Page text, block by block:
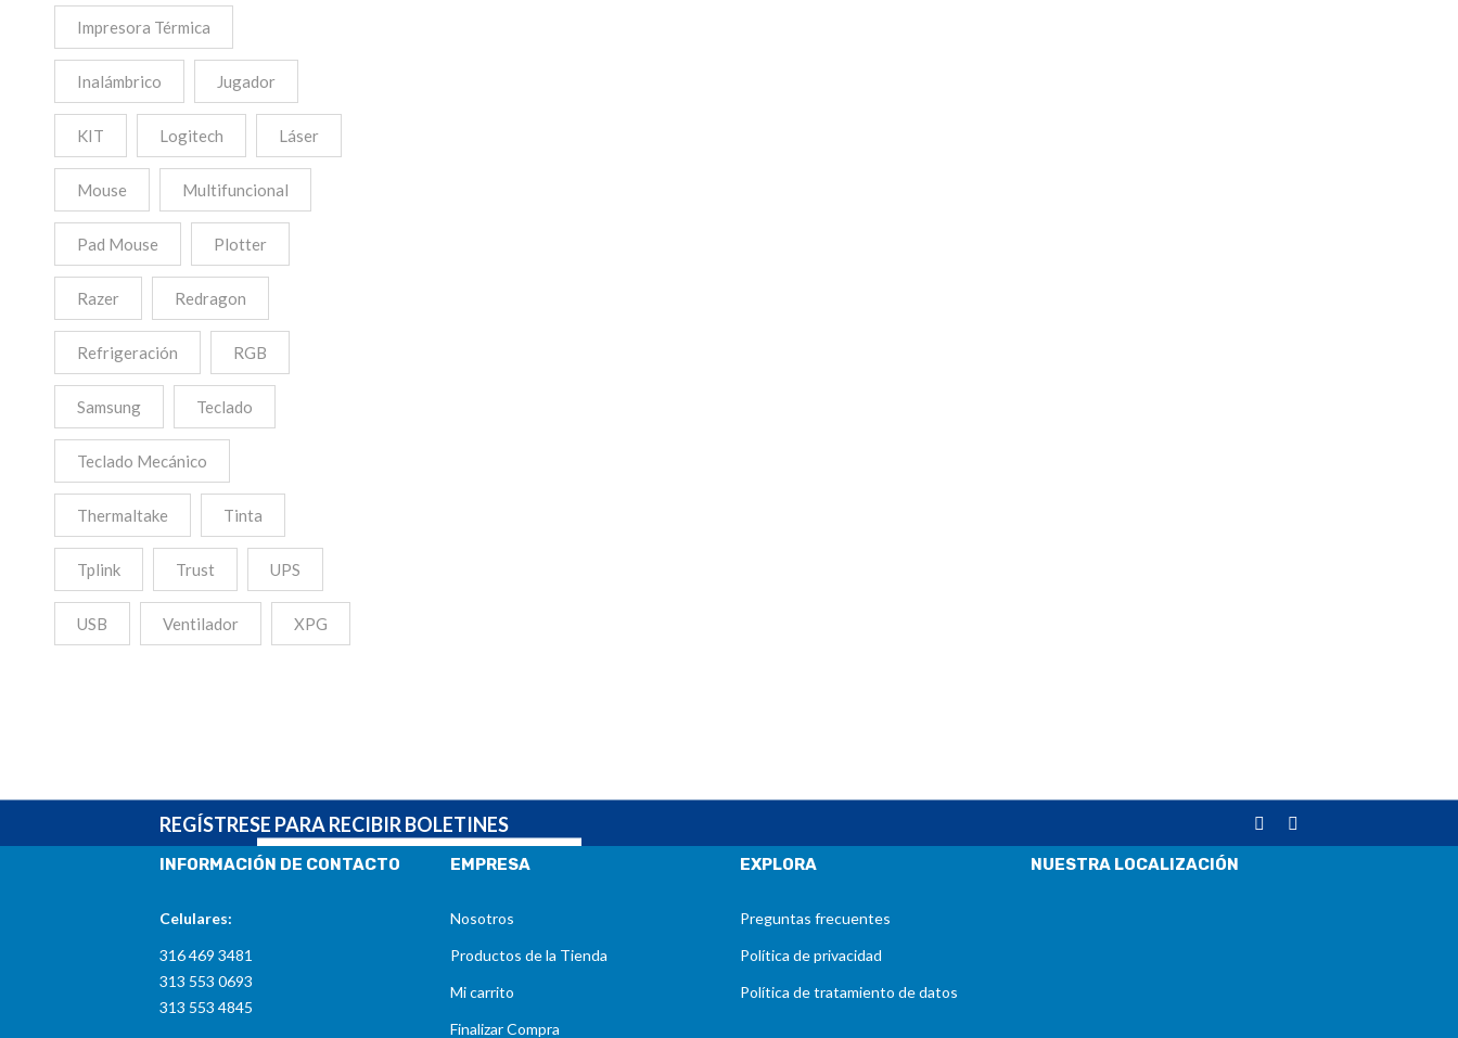
Impresora Térmica
Inalámbrico Jugador
KIT Logitech Láser
Mouse Multifuncional
Pad Mouse Plotter
Razer Redragon
Refrigeración RGB
Samsung Teclado
Teclado Mecánico
Thermaltake Tinta
Tplink Trust UPS
USB Ventilador XPG
REGÍSTRESE PARA RECIBIR BOLETINES
INFORMACIÓN DE CONTACTO
Celulares:
316 469 3481
313 553 0693
313 553 4845
EMPRESA
Nosotros
Productos de la Tienda
Mi carrito
Finalizar Compra
EXPLORA
Preguntas frecuentes
Política de privacidad
Política de tratamiento de datos
NUESTRA LOCALIZACIÓN